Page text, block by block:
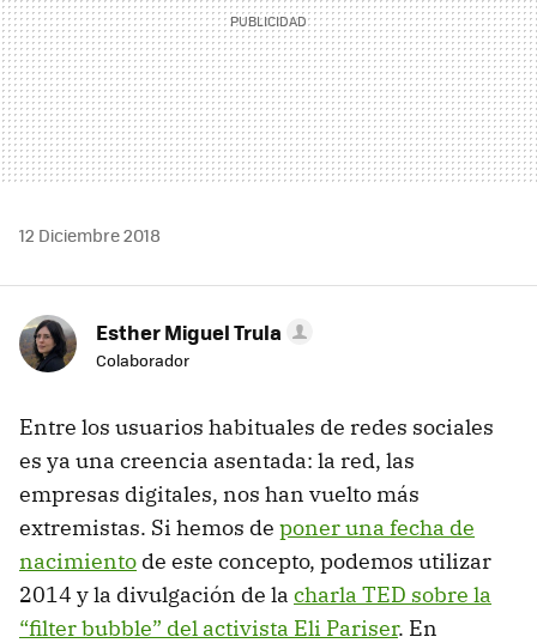
12 Diciembre 2018
Esther Miguel Trula
Colaborador
Entre los usuarios habituales de redes sociales
es ya una creencia asentada: la red, las
empresas digitales, nos han vuelto más
extremistas. Si hemos de poner una fecha de
nacimiento de este concepto, podemos utilizar
2014 y la divulgación de la charla TED sobre la
“filter bubble” del activista Eli Pariser. En